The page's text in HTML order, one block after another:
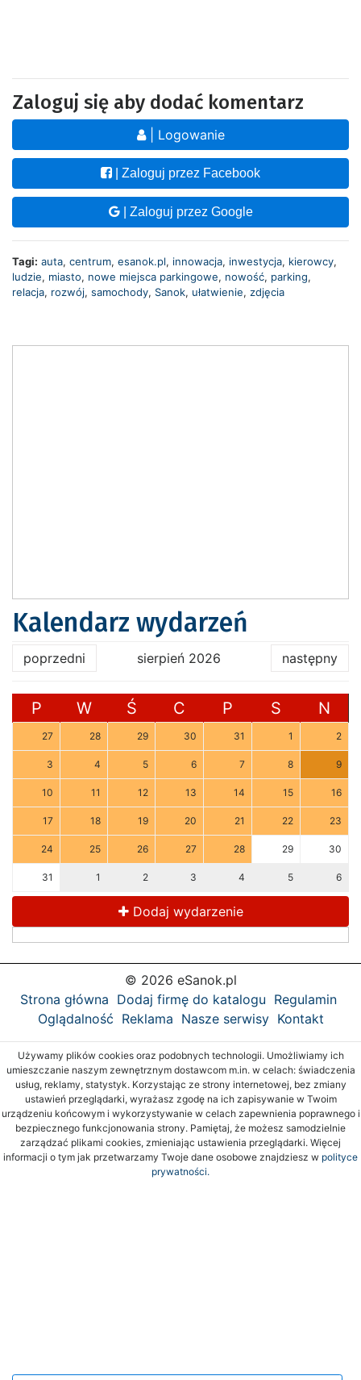
Zaloguj się aby dodać komentarz
| Logowanie
| Zaloguj przez Facebook
| Zaloguj przez Google
Tagi: auta, centrum, esanok.pl, innowacja, inwestycja, kierowcy,
ludzie, miasto, nowe miejsca parkingowe, nowość, parking,
relacja, rozwój, samochody, Sanok, ułatwienie, zdjęcia
Kalendarz wydarzeń
poprzedni sierpień 2026 następny
P W Ś C P S N
27 28 29 30 31 1 2
3 4 5 6 7 8 9
10 11 12 13 14 15 16
17 18 19 20 21 22 23
24 25 26 27 28 29 30
31 1 2 3 4 5 6
Dodaj wydarzenie
© 2026 eSanok.pl
Strona główna Dodaj firmę do katalogu Regulamin
Oglądalność Reklama Nasze serwisy Kontakt
Używamy plików cookies oraz podobnych technologii. Umożliwiamy ich
umieszczanie naszym zewnętrznym dostawcom m.in. w celach: świadczenia
usług, reklamy, statystyk. Korzystając ze strony internetowej, bez zmiany
ustawień przeglądarki, wyrażasz zgodę na ich zapisywanie w Twoim
urządzeniu końcowym i wykorzystywanie w celach zapewnienia poprawnego i
bezpiecznego funkcjonowania strony. Pamiętaj, że możesz samodzielnie
zarządzać plikami cookies, zmieniając ustawienia przeglądarki. Więcej
informacji o tym jak przetwarzamy Twoje dane osobowe znajdziesz w polityce
prywatności.